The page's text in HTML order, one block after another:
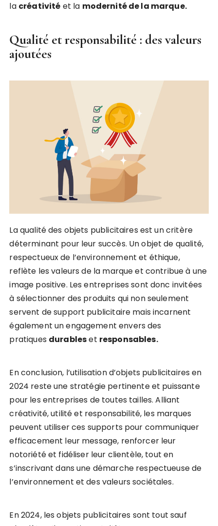
la créativité et la modernité de la marque.
Qualité et responsabilité : des valeurs
ajoutées
La qualité des objets publicitaires est un critère
déterminant pour leur succès. Un objet de qualité,
respectueux de l’environnement et éthique,
reflète les valeurs de la marque et contribue à une
image positive. Les entreprises sont donc invitées
à sélectionner des produits qui non seulement
servent de support publicitaire mais incarnent
également un engagement envers des
pratiques durableset responsables.
En conclusion, l’utilisation d’objets publicitaires en
2024 reste une stratégie pertinente et puissante
pour les entreprises de toutes tailles. Alliant
créativité, utilité et responsabilité, les marques
peuvent utiliser ces supports pour communiquer
efficacement leur message, renforcer leur
notoriété et fidéliser leur clientèle, tout en
s’inscrivant dans une démarche respectueuse de
l’environnement et des valeurs sociétales.
En 2024, les objets publicitaires sont tout sauf